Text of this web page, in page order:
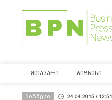
ᲛᲗᲐᲕᲐᲠᲘ ᲑᲘᲖᲜᲔᲡᲘ
ბიზნესი 24.04.2015 / 12:51